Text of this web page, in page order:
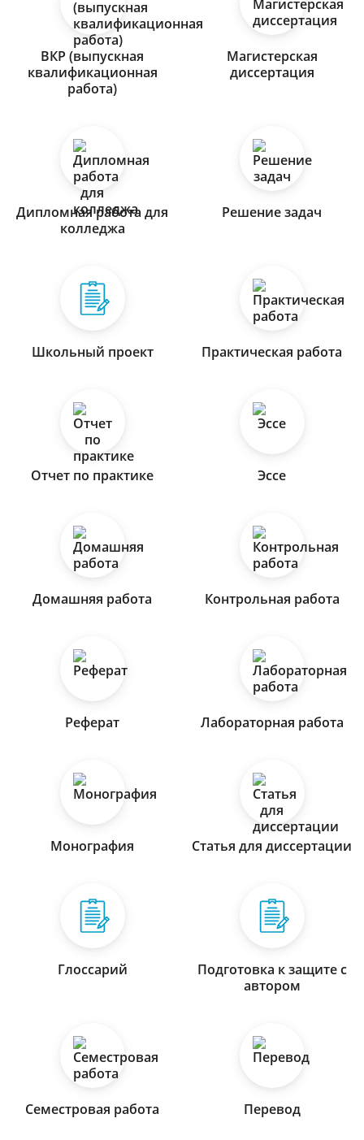
ВКР (выпускная
квалификационная
работа)
Магистерская
диссертация
Дипломная работа для
колледжа
Решение задач
Школьный проект Практическая работа
Отчет по практике Эссе
Домашняя работа Контрольная работа
Реферат Лабораторная работа
Монография Статья для диссертации
Глоссарий
Подготовка к защите с
автором
Семестровая работа Перевод